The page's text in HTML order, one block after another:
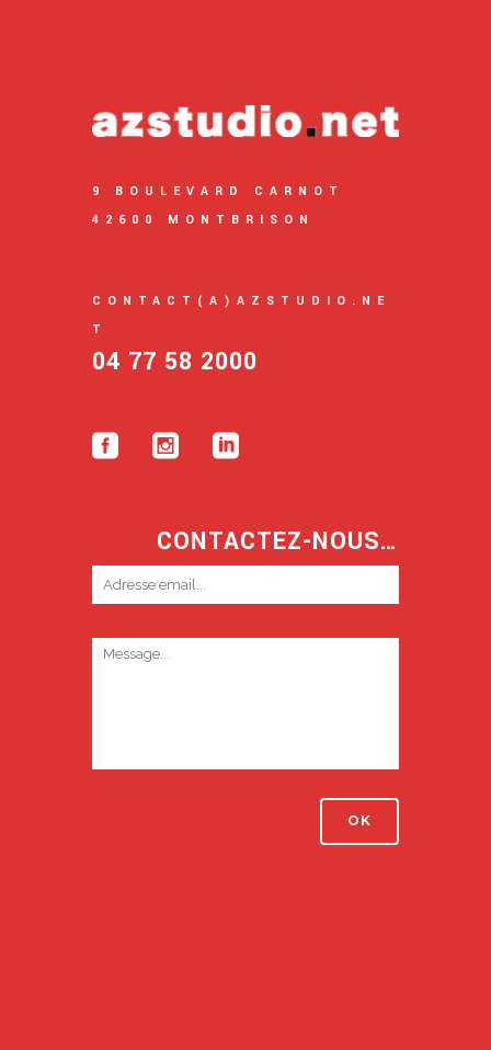
9 BOULEVARD CARNOT
42600 MONTBRISON
CONTACT(A)AZSTUDIO.NE
T
04 77 58 2000
CONTACTEZ-NOUS…